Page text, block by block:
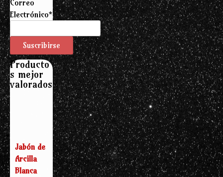
Correo
Electrónico*
Producto
s mejor
valorados
Jabón de
Arcilla
Blanca